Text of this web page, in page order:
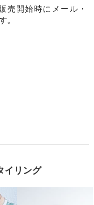
売開始時にメール・
。
イリング